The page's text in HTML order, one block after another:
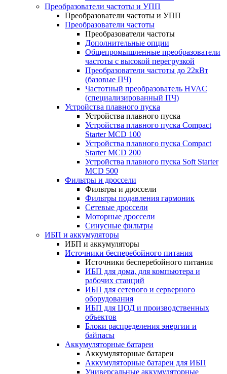
Преобразователи частоты и УПП
Преобразователи частоты и УПП
Преобразователи частоты
Преобразователи частоты
Дополнительные опции
Общепромышленные преобразователи
частоты с высокой перегрузкой
Преобразователи частоты до 22кВт
(базовые ПЧ)
Частотный преобразователь HVAC
(специализированный ПЧ)
Устройства плавного пуска
Устройства плавного пуска
Устройства плавного пуска Compact
Starter MCD 100
Устройства плавного пуска Compact
Starter MCD 200
Устройства плавного пуска Soft Starter
MCD 500
Фильтры и дроссели
Фильтры и дроссели
Фильтры подавления гармоник
Сетевые дроссели
Моторные дроссели
Синусные фильтры
ИБП и аккумуляторы
ИБП и аккумуляторы
Источники бесперебойного питания
Источники бесперебойного питания
ИБП для дома, для компьютера и
рабочих станций
ИБП для сетевого и серверного
оборудования
ИБП для ЦОД и производственных
объектов
Блоки распределения энергии и
байпасы
Аккумуляторные батареи
Аккумуляторные батареи
Аккумуляторные батареи для ИБП
Универсальные аккумуляторные